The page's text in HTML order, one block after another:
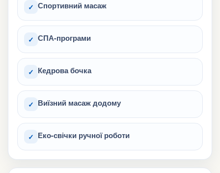
✓ Спортивний масаж
✓ СПА-програми
✓ Кедрова бочка
✓ Виїзний масаж додому
✓ Еко-свічки ручної роботи